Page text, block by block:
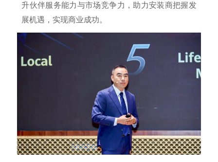
升伙伴服务能力与市场竞争力，助力安装商把握发
展机遇，实现商业成功。